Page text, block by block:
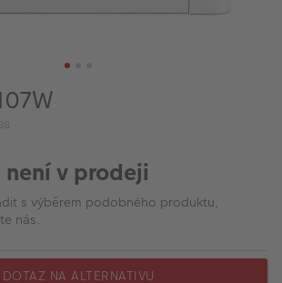
v prodeji
s výběrem podobného produktu,
nás.
DOTAZ NA ALTERNATIVU